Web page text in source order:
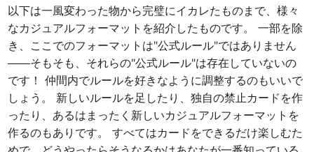
以下は一風変わった物から完璧にイカレたものまで、様々
なカジュアルフォーマットを紹介したものです。 一部を除
き、ここでのフォーマットは"公式ルール"ではありません
――そもそも、それらの"公式ルール"は存在していないの
です！ 仲間内でルールを好きなように調整するのもいいで
しょう。 新しいルールを足したり、独自の禁止カードを作
ったり、あるはまったく新しいカジュアルフォーマットを
作るのもありです。 すべてはカードをできるだけ楽しむた